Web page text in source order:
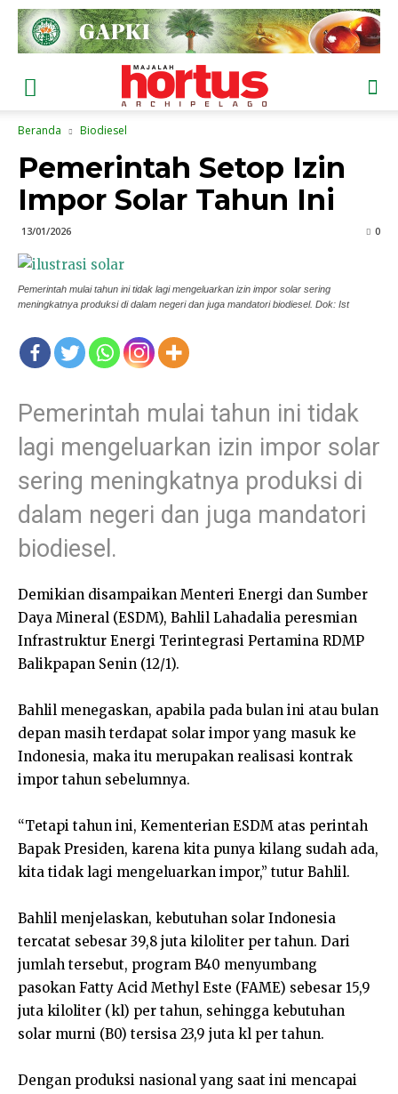
Beranda Biodiesel
Pemerintah Setop Izin
Impor Solar Tahun Ini
13/01/2026 0
Pemerintah mulai tahun ini tidak lagi mengeluarkan izin impor solar sering
meningkatnya produksi di dalam negeri dan juga mandatori biodiesel. Dok: Ist
Pemerintah mulai tahun ini tidak
lagi mengeluarkan izin impor solar
sering meningkatnya produksi di
dalam negeri dan juga mandatori
biodiesel.
Demikian disampaikan Menteri Energi dan Sumber
Daya Mineral (ESDM), Bahlil Lahadalia peresmian
Infrastruktur Energi Terintegrasi Pertamina RDMP
Balikpapan Senin (12/1).
Bahlil menegaskan, apabila pada bulan ini atau bulan
depan masih terdapat solar impor yang masuk ke
Indonesia, maka itu merupakan realisasi kontrak
impor tahun sebelumnya.
“Tetapi tahun ini, Kementerian ESDM atas perintah
Bapak Presiden, karena kita punya kilang sudah ada,
kita tidak lagi mengeluarkan impor,” tutur Bahlil.
Bahlil menjelaskan, kebutuhan solar Indonesia
tercatat sebesar 39,8 juta kiloliter per tahun. Dari
jumlah tersebut, program B40 menyumbang
pasokan Fatty Acid Methyl Este (FAME) sebesar 15,9
juta kiloliter (kl) per tahun, sehingga kebutuhan
solar murni (B0) tersisa 23,9 juta kl per tahun.
Dengan produksi nasional yang saat ini mencapai